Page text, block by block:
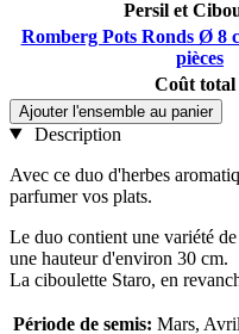
Persil et
Romberg Pots Ronds Ø 8
pièces
Coût total
Ajouter l'ensemble au panier
Description
Avec ce duo d'herbes
parfumer vos plats.
Le duo contient une variété
une hauteur d'environ 30 cm.
La ciboulette Staro, en
Période de semis: Mars,